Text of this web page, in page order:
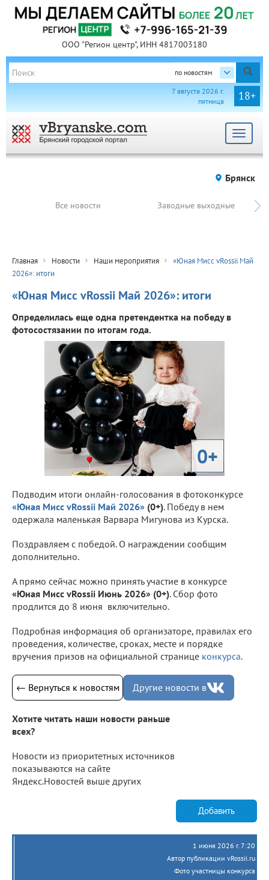
ООО "Регион центр", ИНН 4817003180
по новостям
18+
7 августа 2026 г.
пятница
Toggle
Брянск
Все новости Заводные выходные
Главная Новости Наши мероприятия
«Юная Мисс vRossii Май
2026»: итоги
«Юная Мисс vRossii Май 2026»: итоги
Определилась еще одна претендентка на победу в
фотосостязании по итогам года.
0+
Подводим итоги онлайн-голосования в фотоконкурсе
«Юная Мисс vRossii Май 2026» (0+). Победу в нем
одержала маленькая Варвара Мигунова из Курска.
Поздравляем с победой. О награждении сообщим
дополнительно.
А прямо сейчас можно принять участие в конкурсе
«Юная Мисс vRossii Июнь 2026» (0+). Сбор фото
продлится до 8 июня включительно.
Подробная информация об организаторе, правилах его
проведения, количестве, сроках, месте и порядке
вручения призов на официальной странице конкурса.
← Вернуться к новостям Другие новости в
Хотите читать наши новости раньше
всех?
Новости из приоритетных источников
показываются на сайте
Яндекс.Новостей выше других
Добавить
1 июня 2026 г. 7:20
Автор публикации vRossii.ru
Фото участницы конкурса